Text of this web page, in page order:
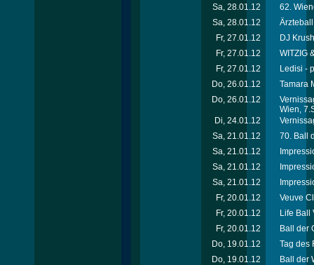
Sa, 28.01.12
62.
Sa, 28.01.12
Fr, 27.01.12
DJ
Fr, 27.01.12
WITZIG
Fr, 27.01.12
Ledisi -
Do, 26.01.12
Tamara
Do, 26.01.12
Wien,
Di, 24.01.12
Sa, 21.01.12
70. Ball
Sa, 21.01.12
Sa, 21.01.12
Sa, 21.01.12
Fr, 20.01.12
Veuve
Fr, 20.01.12
Life Ball
Fr, 20.01.12
Ball der
Do, 19.01.12
Tag des
Do, 19.01.12
Ball der